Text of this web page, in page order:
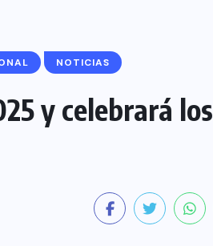
NOTICIAS
y celebrará los